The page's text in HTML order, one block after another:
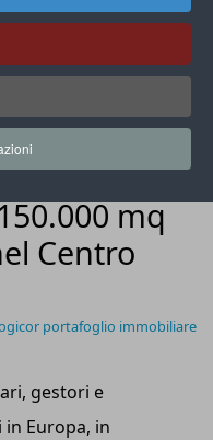
112.000 mq di nuovi
riqualificazioni
mq
Centro
portafoglio immobiliare
gestori e
Europa, in